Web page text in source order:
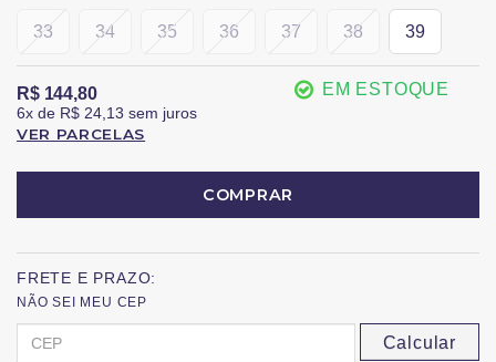
33 34 35 36 37 38 39
R$ 144,80
6x de R$ 24,13 sem juros
VER PARCELAS
EM ESTOQUE
COMPRAR
FRETE E PRAZO:
NÃO SEI MEU CEP
Calcular